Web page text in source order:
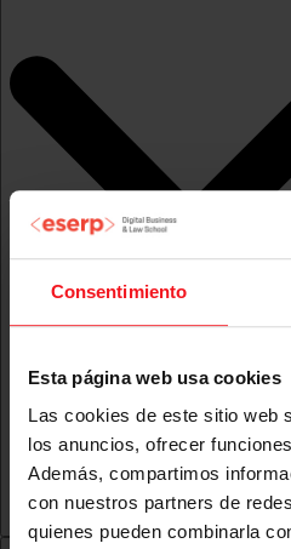
Consentimiento
Esta página web usa cookies
Las cookies de este sitio web
los anuncios, ofrecer
Además, compartimos
con nuestros partners de
quienes pueden combinarla